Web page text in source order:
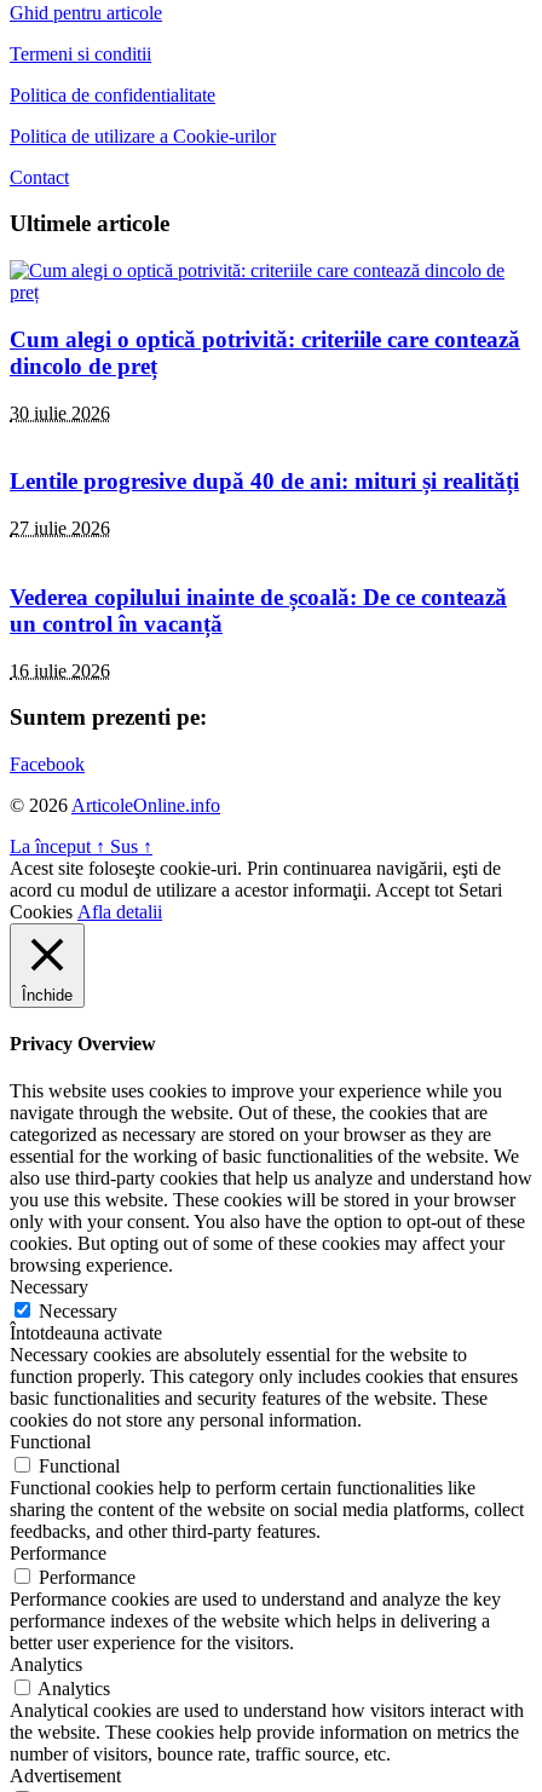
Ghid pentru articole
Termeni si conditii
Politica de confidentialitate
Politica de utilizare a Cookie-urilor
Contact
Ultimele articole
Cum alegi o optică potrivită: criteriile care contează
dincolo de preț
30 iulie 2026
Lentile progresive după 40 de ani: mituri și realități
27 iulie 2026
Vederea copilului inainte de școală: De ce contează
un control în vacanță
16 iulie 2026
Suntem prezenti pe:
Facebook
© 2026 ArticoleOnline.info
La început ↑ Sus ↑
Acest site foloseşte cookie-uri. Prin continuarea navigării, eşti de
acord cu modul de utilizare a acestor informaţii. Accept tot Setari
Cookies Afla detalii
Închide
Privacy Overview
This website uses cookies to improve your experience while you
navigate through the website. Out of these, the cookies that are
categorized as necessary are stored on your browser as they are
essential for the working of basic functionalities of the website. We
also use third-party cookies that help us analyze and understand how
you use this website. These cookies will be stored in your browser
only with your consent. You also have the option to opt-out of these
cookies. But opting out of some of these cookies may affect your
browsing experience.
Necessary
Necessary
Întotdeauna activate
Necessary cookies are absolutely essential for the website to
function properly. This category only includes cookies that ensures
basic functionalities and security features of the website. These
cookies do not store any personal information.
Functional
Functional
Functional cookies help to perform certain functionalities like
sharing the content of the website on social media platforms, collect
feedbacks, and other third-party features.
Performance
Performance
Performance cookies are used to understand and analyze the key
performance indexes of the website which helps in delivering a
better user experience for the visitors.
Analytics
Analytics
Analytical cookies are used to understand how visitors interact with
the website. These cookies help provide information on metrics the
number of visitors, bounce rate, traffic source, etc.
Advertisement